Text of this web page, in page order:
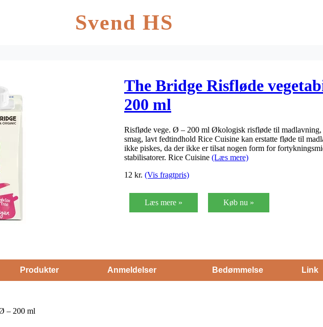
Svend HS
The Bridge Risfløde
200 ml
Risfløde vege. Ø – 200 ml Økologisk risfløde til madlavning,
smag, lavt fedtindhold Rice Cuisine kan erstatte fløde til
ikke piskes, da der ikke er tilsat nogen form for
stabilisatorer. Rice Cuisine (Læs mere)
12 kr. (Vis fragtpris)
Læs mere » Køb nu »
Produkter Anmeldelser Bedømmelse Link
– 200 ml